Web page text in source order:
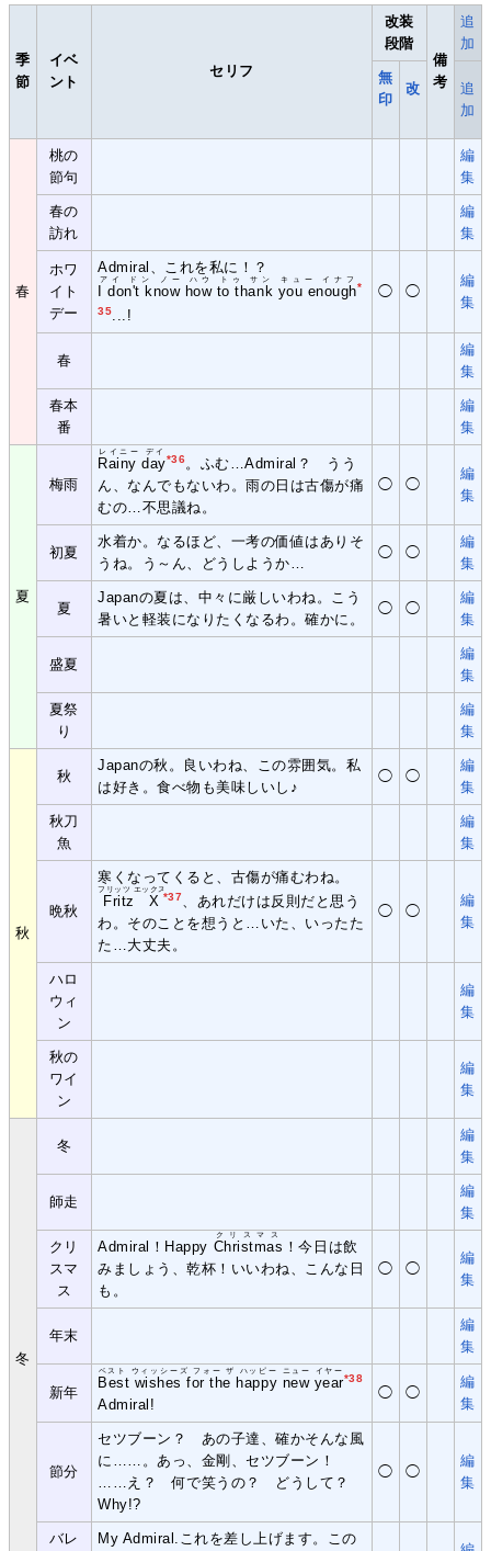
季
節
イベ
ント
セリフ
改装
段階
備
考
追
加
無
印
改
追
加
春
桃の
節句
編
集
春の
訪れ
編
集
ホワ
イト
デー
Admiral、これを私に！？
I don't know how to thank you enough
アイ ドン ノー ハウ トゥ サン キュー イナフ
*
35
...!
◯ ◯
編
集
春
編
集
春本
番
編
集
夏
梅雨
Rainy day
レイニー デイ
*36。ふむ…Admiral？ うう
ん、なんでもないわ。雨の日は古傷が痛
むの…不思議ね。
◯ ◯
編
集
初夏
水着か。なるほど、一考の価値はありそ
うね。う～ん、どうしようか…
◯ ◯
編
集
夏
Japanの夏は、中々に厳しいわね。こう
暑いと軽装になりたくなるわ。確かに。
◯ ◯
編
集
盛夏
編
集
夏祭
り
編
集
秋
秋
Japanの秋。良いわね、この雰囲気。私
は好き。食べ物も美味しいし♪
◯ ◯
編
集
秋刀
魚
編
集
晩秋
寒くなってくると、古傷が痛むわね。
Fritz X
フリッツ エックス
*37
、あれだけは反則だと思う
わ。そのことを想うと…いた、いったた
た…大丈夫。
◯ ◯
編
集
ハロ
ウィ
ン
編
集
秋の
ワイ
ン
編
集
冬
冬
編
集
師走
編
集
クリ
スマ
ス
Admiral！Happy Christmas
クリスマス
！今日は飲
みましょう、乾杯！いいわね、こんな日
も。
◯ ◯
編
集
年末
編
集
新年
Best wishes for the happy new year
ベスト ウィッシーズ フォー ザ ハッピー ニュー イヤー
*38
Admiral!
◯ ◯
編
集
節分
セツブーン？ あの子達、確かそんな風
に……。あっ、金剛、セツブーン！
……え？ 何で笑うの？ どうして？
Why!?
◯ ◯
編
集
バレ My Admiral.これを差し上げます。この